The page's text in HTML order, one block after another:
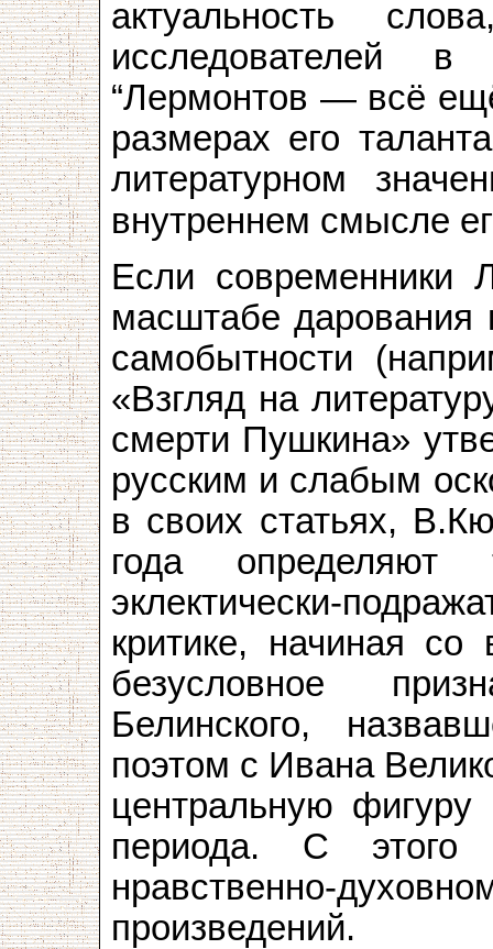
актуальность
исследователей
“Лермонтов — всё
размерах его
литературном
внутреннем смысле
Если современники
масштабе дарования
самобытности
«Взгляд на
смерти Пушкина»
русским и слабым
в своих статьях,
года определяют
эклектически-
критике, начиная
безусловное
Белинского,
поэтом с Ивана
центральную фигуру
периода. С
нравственно-
произведений.